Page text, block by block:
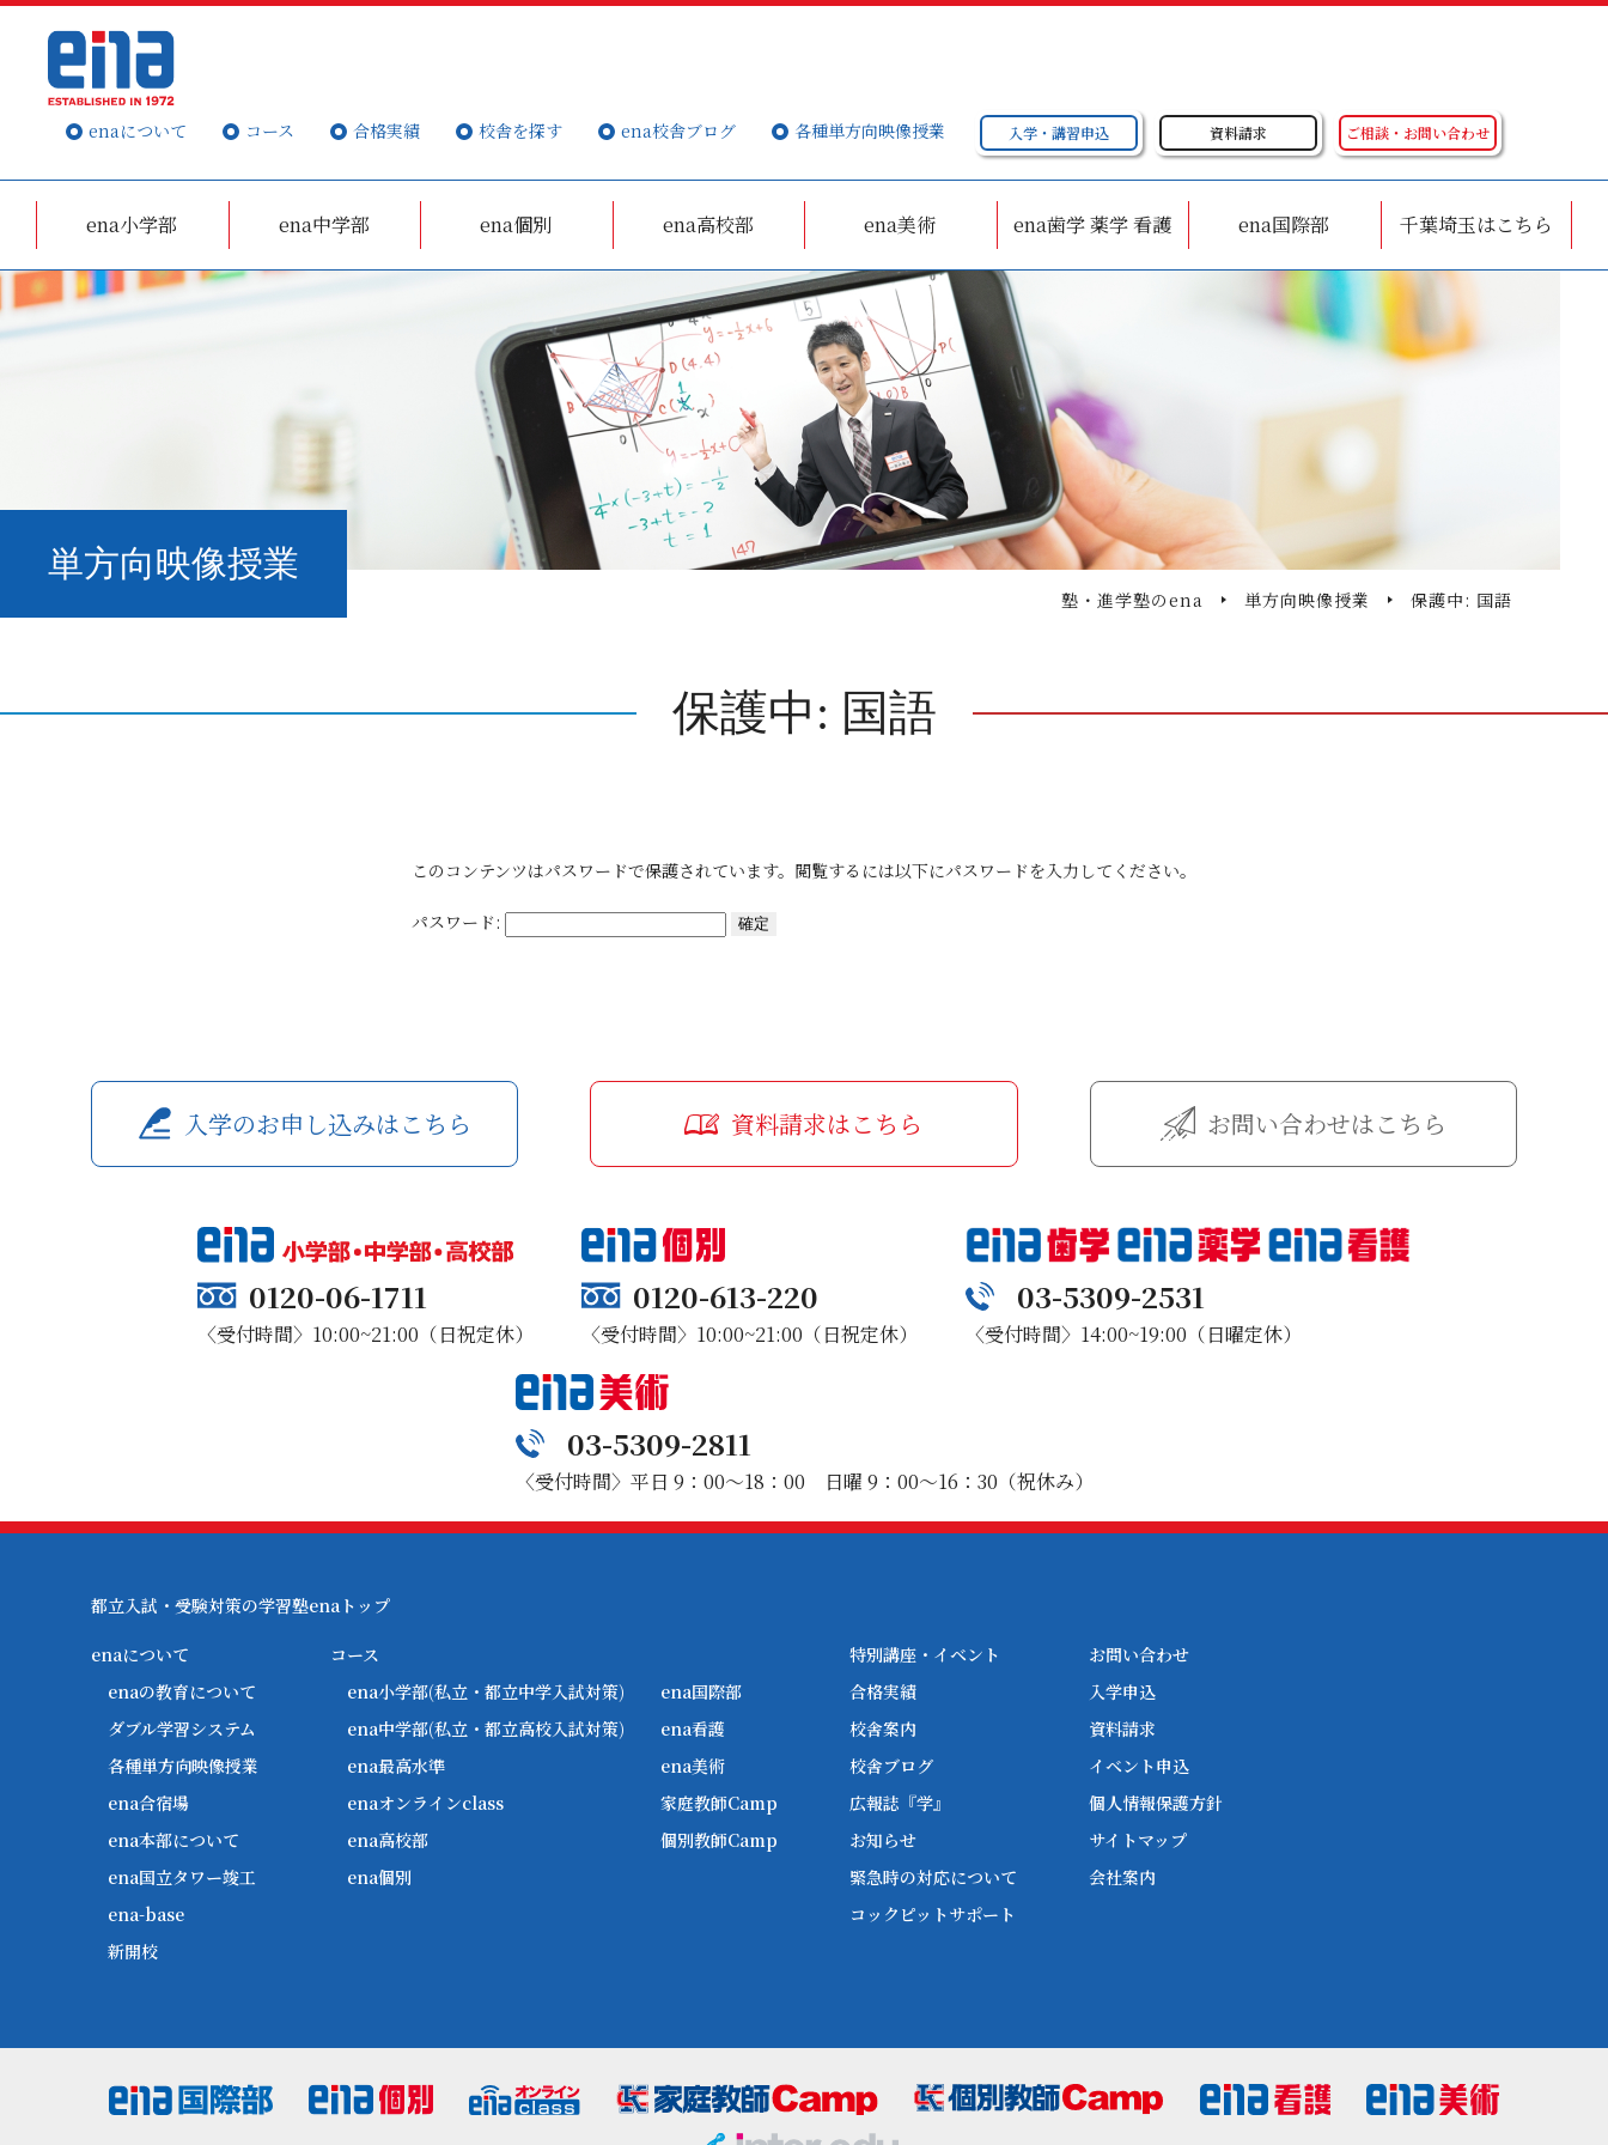
enaについて コース 合格実績 校舎を探す ena校舎ブログ 各種単方向映像授業 入学・講習申込 資料請求 ご相談・お問い合わせ
ena小学部 ena中学部 ena個別 ena高校部 ena美術 ena歯学 薬学 看護 ena国際部 千葉埼玉はこちら
単方向映像授業
塾・進学塾のena 単方向映像授業 保護中: 国語
保護中: 国語
このコンテンツはパスワードで保護されています。閲覧するには以下にパスワードを入力してください。
パスワード:
入学のお申し込みはこちら 資料請求はこちら お問い合わせはこちら
0120-06-1711
〈受付時間〉10:00~21:00（日祝定休）
0120-613-220
〈受付時間〉10:00~21:00（日祝定休）
03-5309-2531
〈受付時間〉14:00~19:00（日曜定休）
03-5309-2811
〈受付時間〉平日 9：00～18：00 日曜 9：00～16：30（祝休み）
都立入試・受験対策の学習塾enaトップ
enaについて
enaの教育について
ダブル学習システム
各種単方向映像授業
ena合宿場
ena本部について
ena国立タワー竣工
ena-base
新開校
コース
ena小学部(私立・都立中学入試対策)
ena中学部(私立・都立高校入試対策)
ena最高水準
enaオンラインclass
ena高校部
ena個別
ena国際部
ena看護
ena美術
家庭教師Camp
個別教師Camp
特別講座・イベント
合格実績
校舎案内
校舎ブログ
広報誌『学』
お知らせ
緊急時の対応について
コックピットサポート
お問い合わせ
入学申込
資料請求
イベント申込
個人情報保護方針
サイトマップ
会社案内